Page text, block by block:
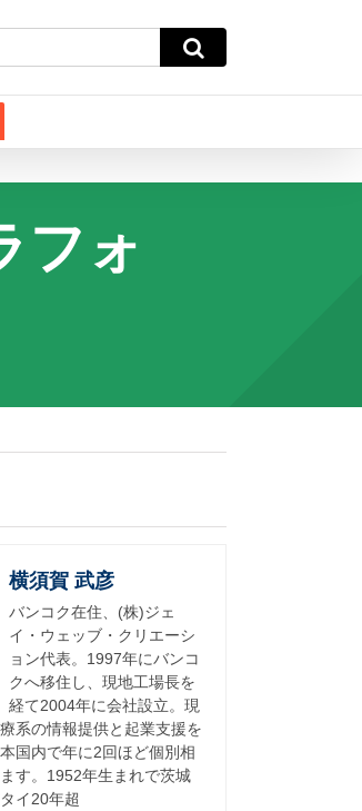
フォ
横須賀 武彦
バンコク在住、(株)ジェ
イ・ウェッブ・クリエーシ
ョン代表。1997年にバンコ
クへ移住し、現地工場長を
経て2004年に会社設立。現
系の情報提供と起業支援を
国内で年に2回ほど個別相
す。1952年生まれで茨城
イ20年超